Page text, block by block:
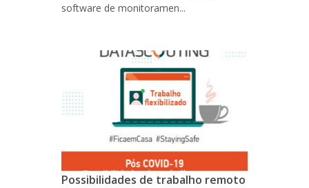
software de monitoramen...
Possibilidades de trabalho remoto